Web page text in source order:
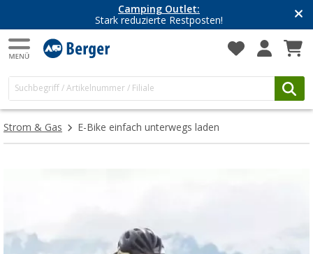
Camping Outlet:
Stark reduzierte Restposten!
Strom & Gas E-Bike einfach unterwegs laden